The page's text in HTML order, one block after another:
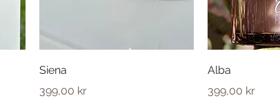
Siena
Pris
399,00 kr
Alba
Pris
399,00 kr